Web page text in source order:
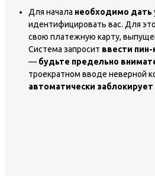
Для начала необходимо дать
идентифицировать вас. Для
свою платежную карту,
Система запросит ввести
— будьте предельно
троекратном вводе неверной
автоматически заблокирует